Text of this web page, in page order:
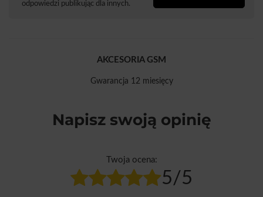
odpowiedzi publikując dla innych.
AKCESORIA GSM
Gwarancja 12 miesięcy
Napisz swoją opinię
Twoja ocena:
5/5